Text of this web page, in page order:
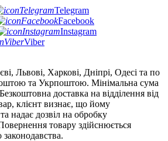
Telegram
Facebook
Instagram
Viber
Львові, Харкові, Дніпрі, Одесі та по
та Укрпоштою. Мінімальна сума
доставка на відділення від
клієнт визнає, що йому
надає дозвіл на обробку
товару здійснюється